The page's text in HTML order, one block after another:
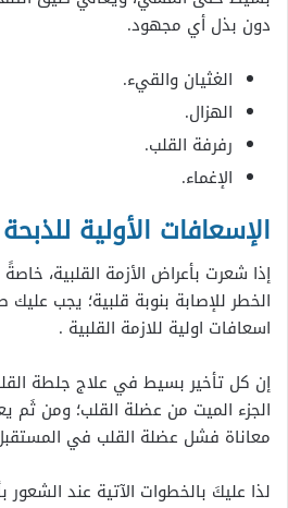
دون بذل أي مجهود.
الغثيان والقيء.
الهزال.
رفرفة القلب.
الإغماء.
الإسعافات الأولية
إذا شعرت بأعراض الأزمة القلبية،
الخطر للإصابة بنوبة قلبية؛ يجب
اسعافات اولية للازمة القلبية .
إن كل تأخير بسيط في علاج جلطة
الجزء الميت من عضلة القلب؛ ومن ثَم
معاناة فشل عضلة القلب في
لذا عليكَ بالخطوات الآتية عند الشعور